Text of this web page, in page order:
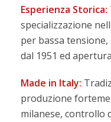
Esperienza Storica:
specializzazione
per bassa
dal 1951 ed
Made in Italy:
produzione
milanese, controllo